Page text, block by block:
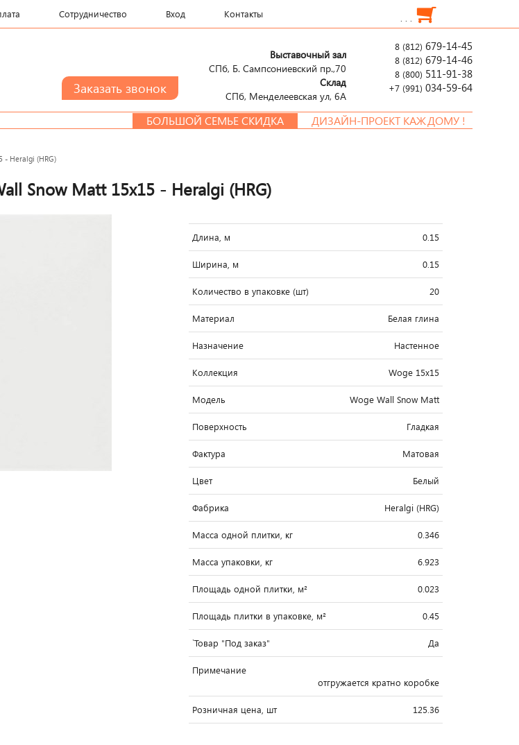
Сотрудничество Вход Контакты . . .
8 (812) 679-14-45
8 (812) 679-14-46
8 (800) 511-91-38
+7 (991) 034-59-64
Выставочный зал
СПб, Б. Сампсониевский пр.,70
Склад
СПб, Менделеевcкая ул, 6А
БОЛЬШОЙ СЕМЬЕ СКИДКА ДИЗАЙН-ПРОЕКТ КАЖДОМУ !
- Heralgi (HRG)
Snow Matt 15x15 - Heralgi (HRG)
Длина, м 0.15
Ширина, м 0.15
Количество в упаковке (шт) 20
Материал Белая глина
Назначение Настенное
Коллекция Woge 15x15
Модель Woge Wall Snow Matt
Поверхность Гладкая
Фактура Матовая
Цвет Белый
Фабрика Heralgi (HRG)
Масса одной плитки, кг 0.346
Масса упаковки, кг 6.923
Площадь одной плитки, м² 0.023
Площадь плитки в упаковке, м² 0.45
`Товар "Под заказ" Да
Примечание
отгружается кратно коробке
Розничная цена, шт 125.36